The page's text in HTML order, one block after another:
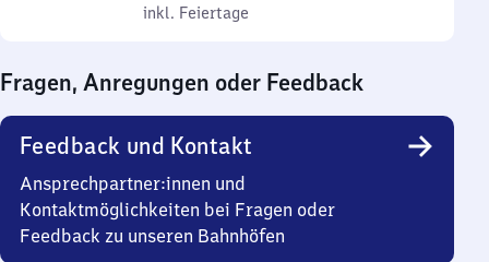
inkl. Feiertage
0
0
Uhr
inkl. Feiertage
Fragen, Anregungen oder Feedback
Feedback und Kontakt
Ansprechpartner:innen und
Kontaktmöglichkeiten bei Fragen oder
Feedback zu unseren Bahnhöfen